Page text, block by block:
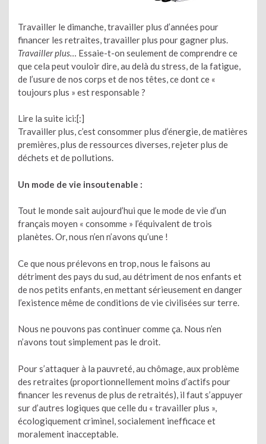
Travailler le dimanche, travailler plus d’années pour
financer les retraites, travailler plus pour gagner plus.
Travailler plus…
Essaie-t-on seulement de comprendre ce
que cela peut vouloir dire, au delà du stress, de la fatigue,
de l’usure de nos corps et de nos têtes, ce dont ce «
toujours plus » est responsable ?
Lire la suite ici:[:]
Travailler plus, c’est consommer plus d’énergie, de matières
premières, plus de ressources diverses, rejeter plus de
déchets et de pollutions.
Un mode de vie insoutenable :
Tout le monde sait aujourd’hui que le mode de vie d’un
français moyen « consomme » l’équivalent de trois
planètes. Or, nous n’en n’avons qu’une !
Ce que nous prélevons en trop, nous le faisons au
détriment des pays du sud, au détriment de nos enfants et
de nos petits enfants, en mettant sérieusement en danger
l’existence même de conditions de vie civilisées sur terre.
Nous ne pouvons pas continuer comme ça. Nous n’en
n’avons tout simplement pas le droit.
Pour s’attaquer à la pauvreté, au chômage, aux problème
des retraites (proportionnellement moins d’actifs pour
financer les revenus de plus de retraités), il faut s’appuyer
sur d’autres logiques que celle du « travailler plus »,
écologiquement criminel, socialement inefficace et
moralement inacceptable.